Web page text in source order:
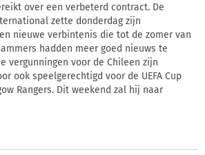
over een verbeterd contract. De
zette donderdag zijn
nieuwe verbintenis die tot de zomer van
hadden meer goed nieuws te
vergunningen voor de Chileen zijn
ook speelgerechtigd voor de UEFA Cup
Rangers. Dit weekend zal hij naar